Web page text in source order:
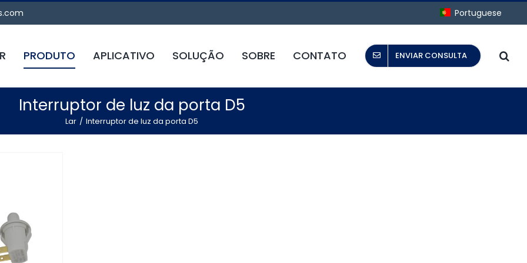
Portuguese
PRODUTO APLICATIVO SOLUÇÃO SOBRE CONTATO ENVIAR CONSULTA
Interruptor de luz da porta D5
Lar Interruptor de luz da porta D5
porta de
5A
para